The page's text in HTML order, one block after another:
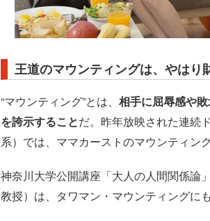
王道のマウンティングは、やはり
“マウンティング”とは、 相手に屈辱感や
を誇示することだ。昨年放映された連続
系）では、ママカーストのマウンティン
神奈川大学公開講座「大人の人間関係論
教授）は、タワマン・マウンティングに